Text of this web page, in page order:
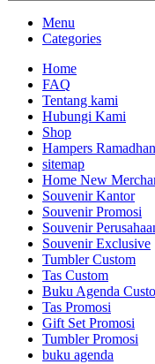
Menu
Categories
Home
FAQ
Tentang kami
Hubungi Kami
Shop
Hampers Ramadhan
sitemap
Home New
Souvenir Kantor
Souvenir Promosi
Souvenir
Souvenir Exclusive
Tumbler Custom
Tas Custom
Buku Agenda
Tas Promosi
Gift Set Promosi
Tumbler Promosi
buku agenda